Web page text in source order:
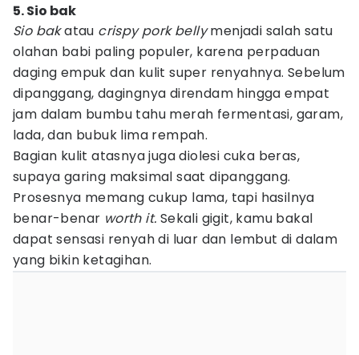
5. Sio bak
Sio bakatau crispy pork bellymenjadi salah satu
olahan babi paling populer, karena perpaduan
daging empuk dan kulit super renyahnya. Sebelum
dipanggang, dagingnya direndam hingga empat
jam dalam bumbu tahu merah fermentasi, garam,
lada, dan bubuk lima rempah.
Bagian kulit atasnya juga diolesi cuka beras,
supaya garing maksimal saat dipanggang.
Prosesnya memang cukup lama, tapi hasilnya
benar-benar worth it. Sekali gigit, kamu bakal
dapat sensasi renyah di luar dan lembut di dalam
yang bikin ketagihan.